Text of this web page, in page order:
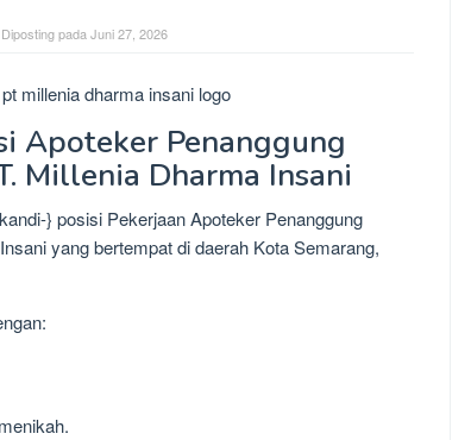
Diposting pada Juni 27, 2026
Apoteker Penanggung
Millenia Dharma Insani
} posisi Pekerjaan Apoteker Penanggung
yang bertempat di daerah Kota Semarang,